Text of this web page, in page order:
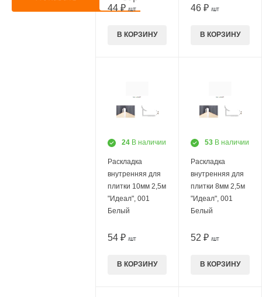
44 ₽ /ШТ
В КОРЗИНУ
46 ₽ /ШТ
В КОРЗИНУ
24 В наличии
Раскладка
внутренняя для
плитки 10мм 2,5м
"Идеал", 001
Белый
54 ₽ /ШТ
В КОРЗИНУ
53 В наличии
Раскладка
внутренняя для
плитки 8мм 2,5м
"Идеал", 001
Белый
52 ₽ /ШТ
В КОРЗИНУ